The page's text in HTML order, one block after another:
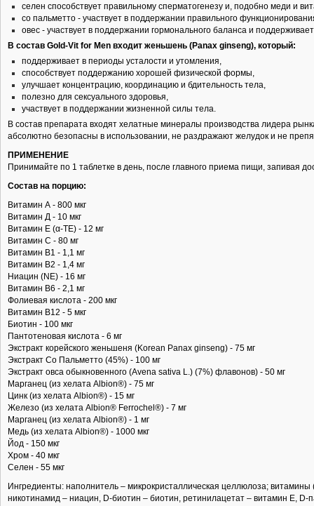
селен способствует правильному сперматогенезу и, подобно меди и
со пальметто - участвует в поддержании правильного
овес - участвует в поддержании гормонального баланса и
В состав Gold-Vit for Men входит женьшень (Panax ginseng), который:
поддерживает в периоды усталости и утомления,
способствует поддержанию хорошей физической формы,
улучшает концентрацию, координацию и бдительность тела,
полезно для сексуального здоровья,
участвует в поддержании жизненной силы тела.
В состав препарата входят хелатные минералы производства лидера
абсолютно безопасны в использовании, не раздражают желудок и не
ПРИМЕНЕНИЕ
Принимайте по 1 таблетке в день, после главного приема пищи, запивая
Состав на порцию:
Витамин А - 800 мкг
Витамин Д - 10 мкг
Витамин E (α-TE) - 12 мг
Витамин С - 80 мг
Витамин B1 - 1,1 мг
Витамин В2 - 1,4 мг
Ниацин (NE) - 16 мг
Витамин B6 - 2,1 мг
Фолиевая кислота - 200 мкг
Витамин B12 - 5 мкг
Биотин - 100 мкг
Пантотеновая кислота - 6 мг
Экстракт корейского женьшеня (Korean Panax ginseng) - 75 мг
Экстракт Со Пальметто (45%) - 100 мг
Экстракт овса обыкновенного (Avena sativa L.) (7%) флавонов) - 50 мг
Марганец (из хелата Albion®) - 75 мг
Цинк (из хелата Albion®) - 15 мг
Железо (из хелата Albion® Ferrochel®) - 7 мг
Марганец (из хелата Albion®) - 1 мг
Медь (из хелата Albion®) - 1000 мкг
Йод - 150 мкг
Хром - 40 мкг
Селен - 55 мкг
Ингредиенты: наполнитель – микрокристаллическая целлюлоза;
никотинамид – ниацин, D-биотин – биотин, ретинилацетат – витамин E,